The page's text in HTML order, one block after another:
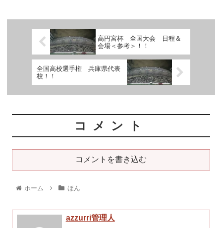
高円宮杯 全国大会 日程＆
会場＜参考＞！！
全国高校選手権 兵庫県代表
校！！
コメント
コメントを書き込む
ホーム ほん
azzurri管理人